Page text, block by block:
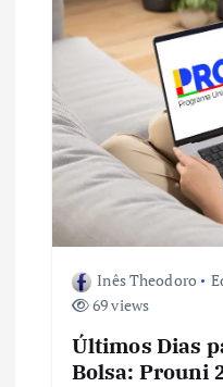
Inês Theodoro
69 views
Últimos Dias
Bolsa: Prouni